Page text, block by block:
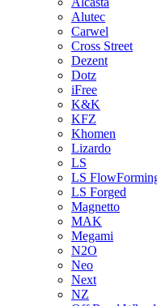
Alutec
Carwel
Cross Street
Dezent
Dotz
iFree
K&K
KFZ
Khomen
Lizardo
LS
LS
LS Forged
Magnetto
MAK
Megami
N2O
Neo
Next
NZ